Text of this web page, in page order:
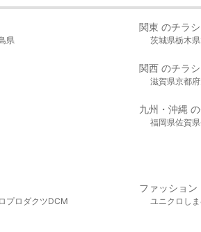
県
関東 のチラシ
茨城県栃木県
関西 のチラシ
滋賀県京都府
九州・沖縄
福岡県佐賀県
プロダクツDCM
ファッション
ユニクロ し